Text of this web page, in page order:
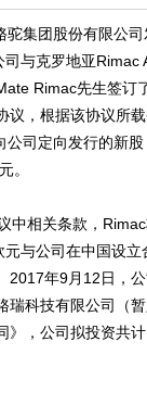
集团股份有限公司
司与克罗地亚Rimac
Rimac先生签订
议，根据该协议所
公司定向发行的新
。
中相关条款，
与公司在中国设立
2017年9月12日，
瑞科技有限公司（
》，公司拟投资共